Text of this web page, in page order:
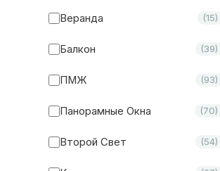
Веранда (15)
Балкон (39)
ПМЖ (93)
Панорамные Окна (70)
Второй Свет (54)